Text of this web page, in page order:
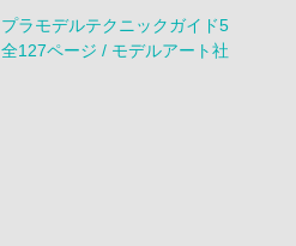
プラモデルテクニックガイド5
全127ページ / モデルアート社